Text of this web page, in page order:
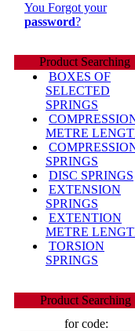
You Forgot your
password?
Product Searching
BOXES OF
SELECTED
SPRINGS
METRE
SPRINGS
DISC SPRINGS
EXTENSION
SPRINGS
EXTENTION
METRE
TORSION
SPRINGS
Product Searching
for code: